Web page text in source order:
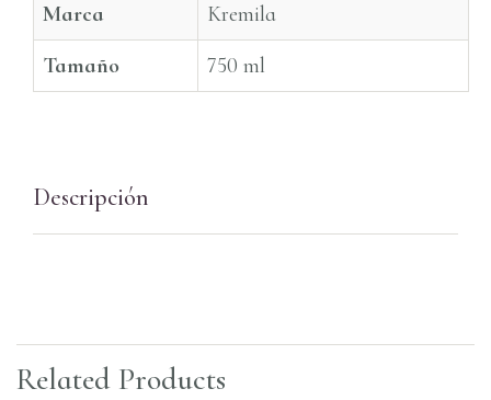
Marca
Kremila
Tamaño
750 ml
Descripción
Related Products